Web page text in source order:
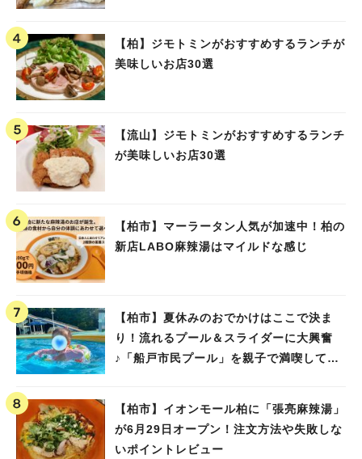
【柏】ジモトミンがおすすめするランチが
美味しいお店30選
【流山】ジモトミンがおすすめするランチ
が美味しいお店30選
【柏市】マーラータン人気が加速中！柏の
新店LABO麻辣湯はマイルドな感じ
【柏市】夏休みのおでかけはここで決ま
り！流れるプール＆スライダーに大興奮
♪「船戸市民プール」を親子で満喫してき
【柏市】イオンモール柏に「張亮麻辣湯」
が6月29日オープン！注文方法や失敗しな
いポイントレビュー